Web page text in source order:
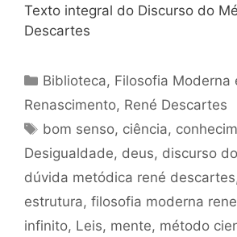
Texto integral do Discurso do
Descartes
Categorias
Biblioteca, Filosofia Moderna
Renascimento, René Descartes
Tags
bom senso, ciência,
Desigualdade, deus, discurso
dúvida metódica rené descartes
estrutura, filosofia moderna
infinito, Leis, mente, método